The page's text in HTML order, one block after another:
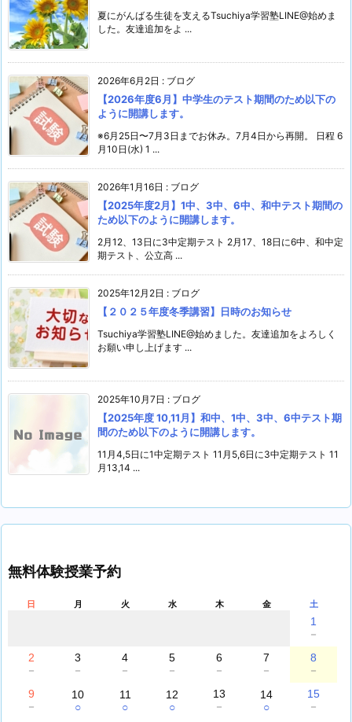
夏にがんばる生徒を支えるTsuchiya学習塾LINE@始めま
した。友達追加をよ ...
2026年6月2日 : ブログ
【2026年度6月】中学生のテスト期間のため以下の
ように開講します。
※6月25日〜7月3日までお休み。7月4日から再開。 日程 6
月10日(水) 1 ...
2026年1月16日 : ブログ
【2025年度2月】1中、3中、6中、和中テスト期間の
ため以下のように開講します。
2月12、13日に3中定期テスト 2月17、18日に6中、和中定
期テスト、公立高 ...
2025年12月2日 : ブログ
【２０２５年度冬季講習】日時のお知らせ
Tsuchiya学習塾LINE@始めました。友達追加をよろしく
お願い申し上げます ...
2025年10月7日 : ブログ
【2025年度 10,11月】和中、1中、3中、6中テスト期
間のため以下のように開講します。
11月4,5日に1中定期テスト 11月5,6日に3中定期テスト 11
月13,14 ...
無料体験授業予約
日 月 火 水 木 金 土
1
－
2
－
3
－
4
－
5
－
6
－
7
－
8
－
9
－
10
○
11
○
12
○
13
－
14
○
15
－